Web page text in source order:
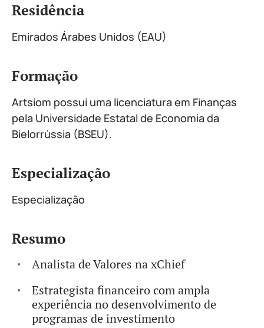
Residência
Emirados Árabes Unidos (EAU)
Formação
Artsiom possui uma licenciatura em Finanças
pela Universidade Estatal de Economia da
Bielorrússia (BSEU).
Especialização
Especialização
Resumo
Analista de Valores na xChief
Estrategista financeiro com ampla
experiência no desenvolvimento de
programas de investimento